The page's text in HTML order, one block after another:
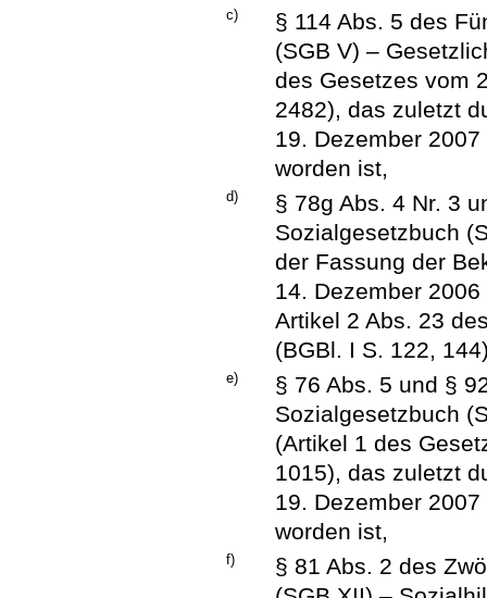
c)
§ 114 Abs. 5 des
(SGB V) –
des Gesetzes vom
2482), das zuletzt
19. Dezember
worden ist,
d)
§ 78g Abs. 4 Nr. 3
Sozialgesetzbuch
der Fassung der
14. Dezember
Artikel 2 Abs. 23
(BGBl. I S. 122,
e)
§ 76 Abs. 5 und §
Sozialgesetzbuch
(Artikel 1 des
1015), das zuletzt
19. Dezember
worden ist,
f)
§ 81 Abs. 2 des